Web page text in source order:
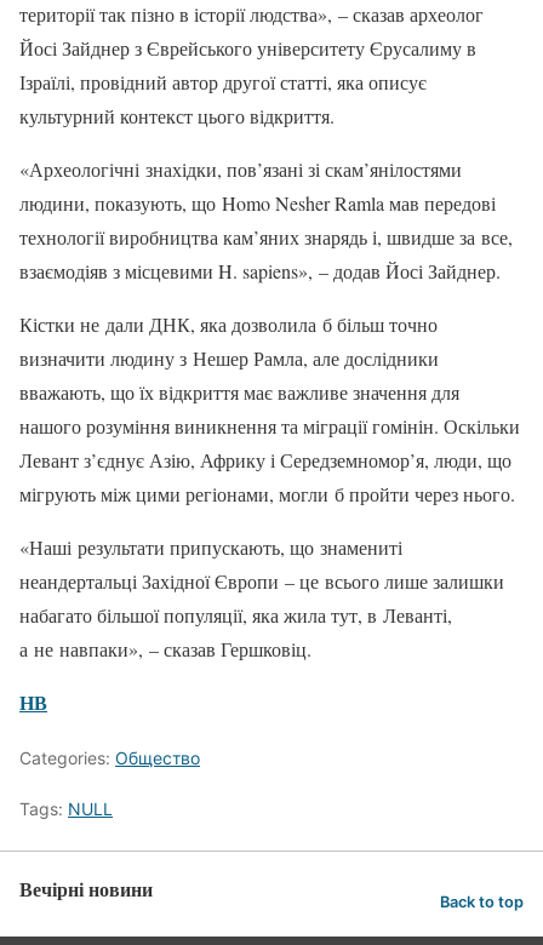
території так пізно в історії людства», – сказав археолог
Йосі Зайднер з Єврейського університету Єрусалиму в
Ізраїлі, провідний автор другої статті, яка описує
культурний контекст цього відкриття.
«Археологічні знахідки, пов’язані зі скам’янілостями
людини, показують, що Homo Nesher Ramla мав передові
технології виробництва кам’яних знарядь і, швидше за все,
взаємодіяв з місцевими H. sapiens», – додав Йосі Зайднер.
Кістки не дали ДНК, яка дозволила б більш точно
визначити людину з Нешер Рамла, але дослідники
вважають, що їх відкриття має важливе значення для
нашого розуміння виникнення та міграції гомінін. Оскільки
Левант з’єднує Азію, Африку і Середземномор’я, люди, що
мігрують між цими регіонами, могли б пройти через нього.
«Наші результати припускають, що знамениті
неандертальці Західної Європи – це всього лише залишки
набагато більшої популяції, яка жила тут, в Леванті,
а не навпаки», – сказав Гершковіц.
НВ
Categories: Общество
Tags: NULL
Вечірні новини Back to top